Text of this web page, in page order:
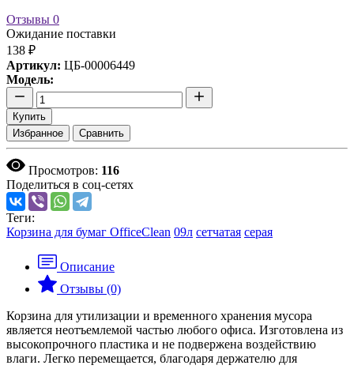
Отзывы 0
Ожидание поставки
138 ₽
Артикул: ЦБ-00006449
Модель:
Купить
Избранное
Сравнить
Просмотров: 116
Поделиться в соц-сетях
Теги:
Корзина для бумаг OfficeClean 09л сетчатая серая
Описание
Отзывы (0)
Корзина для утилизации и временного хранения мусора
является неотъемлемой частью любого офиса. Изготовлена из
высокопрочного пластика и не подвержена воздействию
влаги. Легко перемещается, благодаря держателю для